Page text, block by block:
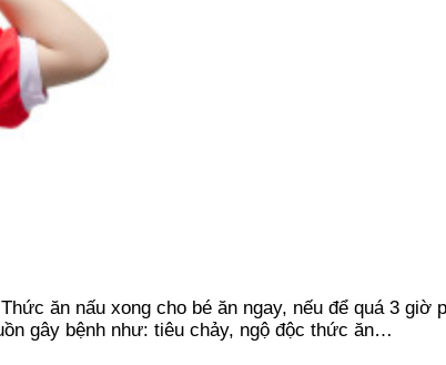
ăn nấu xong cho bé ăn ngay, nếu để quá 3 giờ
gây bệnh như: tiêu chảy, ngộ độc thức ăn…